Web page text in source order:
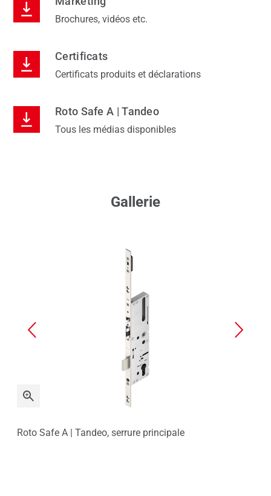
Brochures, vidéos etc.
Certificats
Certificats produits et déclarations
Roto Safe A | Tandeo
Tous les médias disponibles
Gallerie
Roto Safe A | Tandeo, serrure principale